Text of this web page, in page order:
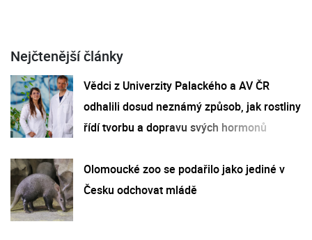
Nejčtenější články
Vědci z Univerzity Palackého a AV ČR
odhalili dosud neznámý způsob, jak rostliny
řídí tvorbu a dopravu svých hormonů
Olomoucké zoo se podařilo jako jediné v
Česku odchovat mládě